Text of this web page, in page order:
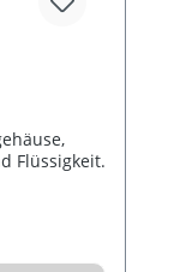
Flüssigkeit.